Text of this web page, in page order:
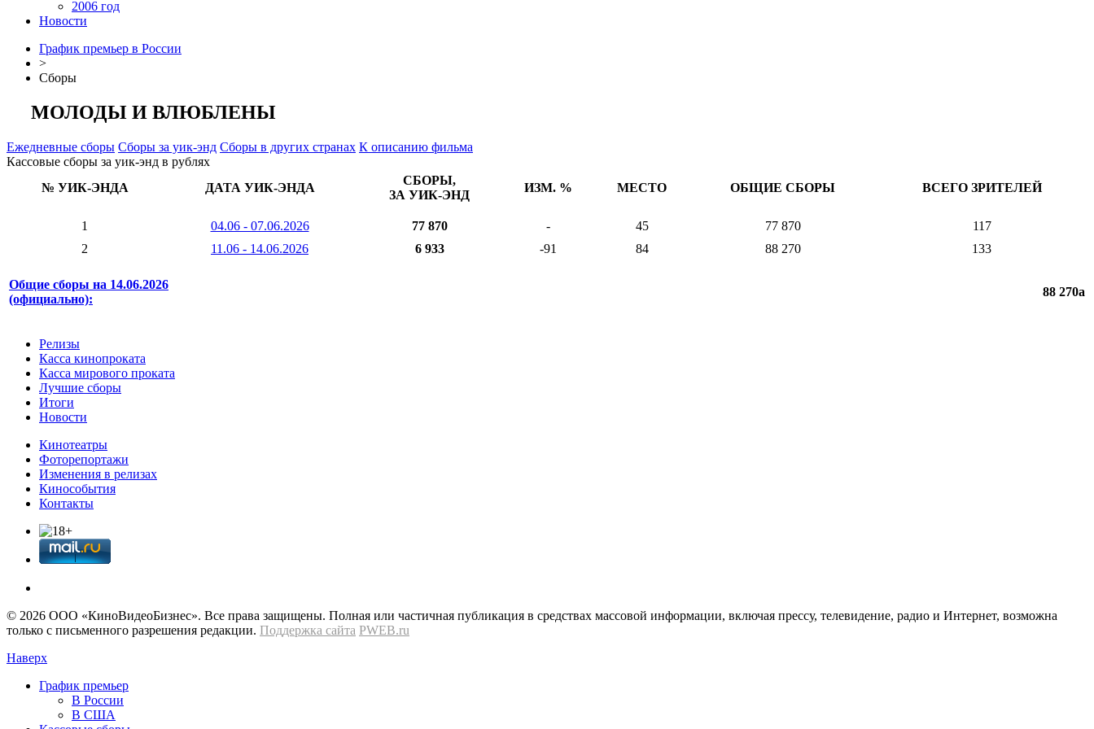
2006 год
Новости
График премьер в России
>
Сборы
МОЛОДЫ И ВЛЮБЛЕНЫ
Ежедневные сборы Сборы за уик-энд Сборы в других странах К описанию фильма
Кассовые сборы за уик-энд в рублях
№ УИК-ЭНДА
ДАТА УИК-ЭНДА
СБОРЫ,
ЗА УИК-ЭНД
ИЗМ. % МЕСТО ОБЩИЕ СБОРЫ ВСЕГО ЗРИТЕЛЕЙ
1 04.06 - 07.06.2026 77 870 - 45 77 870
117
2
11.06 - 14.06.2026 6 933 -91 84 88 270 133
Общие сборы на 14.06.2026
(официально):
88 270a
Релизы
Касса кинопроката
Касса мирового проката
Лучшие сборы
Итоги
Новости
Кинотеатры
Фоторепортажи
Изменения в релизах
Кинособытия
Контакты
© 2026 OOО «КиноВидеоБизнес». Все права защищены. Полная или частичная публикация в средствах массовой информации, включая прессу, телевидение, радио и Интернет, возможна
только с письменного разрешения редакции. Поддержка сайта PWEB.ru
Наверх
График премьер
В России
В США